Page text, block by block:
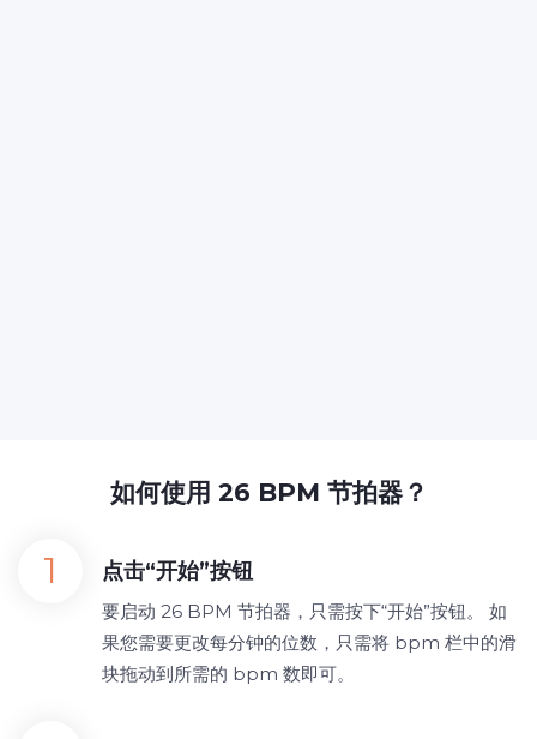
如何使用 26 BPM 节拍器？
点击“开始”按钮
要启动 26 BPM 节拍器，只需按下“开始”按钮。 如
果您需要更改每分钟的位数，只需将 bpm 栏中的滑
块拖动到所需的 bpm 数即可。